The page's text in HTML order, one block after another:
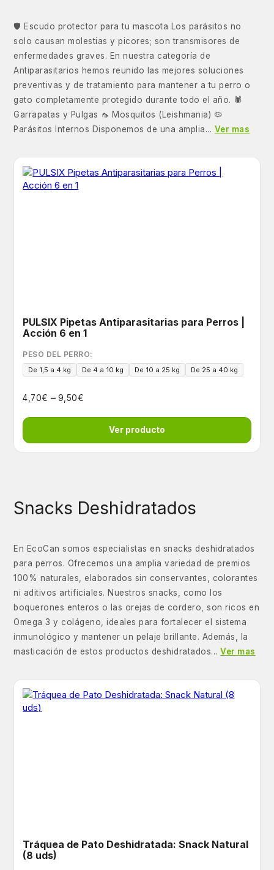
🛡️ Escudo protector para tu mascota Los parásitos no
solo causan molestias y picores; son transmisores de
enfermedades graves. En nuestra categoría de
Antiparasitarios hemos reunido las mejores soluciones
preventivas y de tratamiento para mantener a tu perro o
gato completamente protegido durante todo el año. 🕷️
Garrapatas y Pulgas 🦟 Mosquitos (Leishmania) 🦠
Parásitos Internos Disponemos de una amplia... Ver mas
PULSIX Pipetas Antiparasitarias para Perros |
Acción 6 en 1
PESO DEL PERRO:
De 1,5 a 4 kg De 4 a 10 kg De 10 a 25 kg De 25 a 40 kg
4,70€ – 9,50€
Ver producto
Snacks Deshidratados
En EcoCan somos especialistas en snacks deshidratados
para perros. Ofrecemos una amplia variedad de premios
100% naturales, elaborados sin conservantes, colorantes
ni aditivos artificiales. Nuestros snacks, como los
boquerones enteros o las orejas de cordero, son ricos en
Omega 3 y colágeno, ideales para fortalecer el sistema
inmunológico y mantener un pelaje brillante. Además, la
masticación de estos productos deshidratados...Ver mas
Tráquea de Pato Deshidratada: Snack Natural
(8 uds)